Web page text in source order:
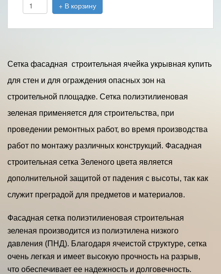
+ В корзину
Сетка фасадная строительная ячейка укрывная купить
для стен и для ограждения опасных зон на
строительной площадке. Сетка полиэтилиеновая
зеленая применяется для строительства, при
проведении ремонтных работ, во время производства
работ по монтажу различных конструкций. Фасадная
строительная сетка Зеленого цвета является
дополнительной защитой от падения с высоты, так как
служит преградой для предметов и материалов.
Фасадная сетка полиэтилиеновая строительная
зеленая производится из полиэтилена низкого
давления (ПНД). Благодаря ячеистой структуре, сетка
очень легкая и имеет высокую прочность на разрыв,
что обеспечивает ее надежность и долговечность.